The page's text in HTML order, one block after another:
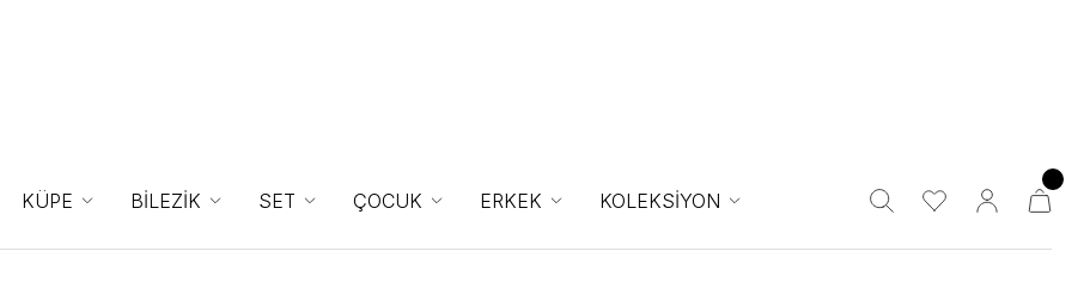
KÜPE BİLEZİK SET ÇOCUK ERKEK KOLEKSİYON